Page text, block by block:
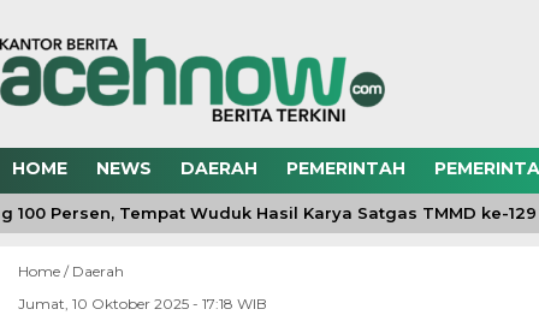
HOME NEWS DAERAH PEMERINTAH
100 Persen, Tempat Wuduk Hasil Karya Satgas TMMD ke-
Home / Daerah
Jumat, 10 Oktober 2025 - 17:18 WIB